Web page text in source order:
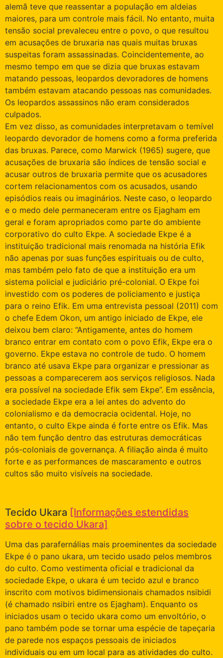
alemã teve que reassentar a população em aldeias
maiores, para um controle mais fácil. No entanto, muita
tensão social prevaleceu entre o povo, o que resultou
em acusações de bruxaria nas quais muitas bruxas
suspeitas foram assassinadas. Coincidentemente, ao
mesmo tempo em que se dizia que bruxas estavam
matando pessoas, leopardos devoradores de homens
também estavam atacando pessoas nas comunidades.
Os leopardos assassinos não eram considerados
culpados.
Em vez disso, as comunidades interpretavam o temível
leopardo devorador de homens como a forma preferida
das bruxas. Parece, como Marwick (1965) sugere, que
acusações de bruxaria são índices de tensão social e
acusar outros de bruxaria permite que os acusadores
cortem relacionamentos com os acusados, usando
episódios reais ou imaginários. Neste caso, o leopardo
e o medo dele permaneceram entre os Ejagham em
geral e foram apropriados como parte do ambiente
corporativo do culto Ekpe. A sociedade Ekpe é a
instituição tradicional mais renomada na história Efik
não apenas por suas funções espirituais ou de culto,
mas também pelo fato de que a instituição era um
sistema policial e judiciário pré-colonial. O Ekpe foi
investido com os poderes de policiamento e justiça
para o reino Efik. Em uma entrevista pessoal (2011) com
o chefe Edem Okon, um antigo iniciado de Ekpe, ele
deixou bem claro: “Antigamente, antes do homem
branco entrar em contato com o povo Efik, Ekpe era o
governo. Ekpe estava no controle de tudo. O homem
branco até usava Ekpe para organizar e pressionar as
pessoas a comparecerem aos serviços religiosos. Nada
era possível na sociedade Efik sem Ekpe”. Em essência,
a sociedade Ekpe era a lei antes do advento do
colonialismo e da democracia ocidental. Hoje, no
entanto, o culto Ekpe ainda é forte entre os Efik. Mas
não tem função dentro das estruturas democráticas
pós-coloniais de governança. A filiação ainda é muito
forte e as performances de mascaramento e outros
cultos são muito visíveis na sociedade.
Tecido Ukara [Informações estendidas
sobre o tecido Ukara]
Uma das parafernálias mais proeminentes da sociedade
Ekpe é o pano ukara, um tecido usado pelos membros
do culto. Como vestimenta oficial e tradicional da
sociedade Ekpe, o ukara é um tecido azul e branco
inscrito com motivos bidimensionais chamados nsibidi
(é chamado nsibiri entre os Ejagham). Enquanto os
iniciados usam o tecido ukara como um envoltório, o
pano também pode se tornar uma espécie de tapeçaria
de parede nos espaços pessoais de iniciados
individuais ou em um local para as atividades do culto.